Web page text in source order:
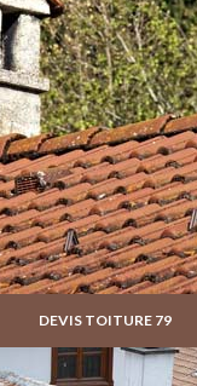
DEVIS TOITURE 79